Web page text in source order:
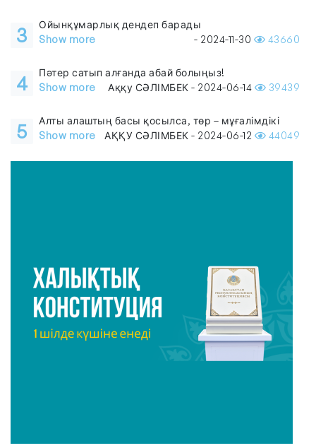
3
Ойынқұмарлық дендеп барады
Show more
- 2024-11-30 43660
4
Пәтер сатып алғанда абай болыңыз!
Show more
Аққу СӘЛІМБЕК - 2024-06-14 39439
5
Алты алаштың басы қосылса, төр – мұғалімдікі
Show more
АҚҚУ СӘЛІМБЕК - 2024-06-12 44049